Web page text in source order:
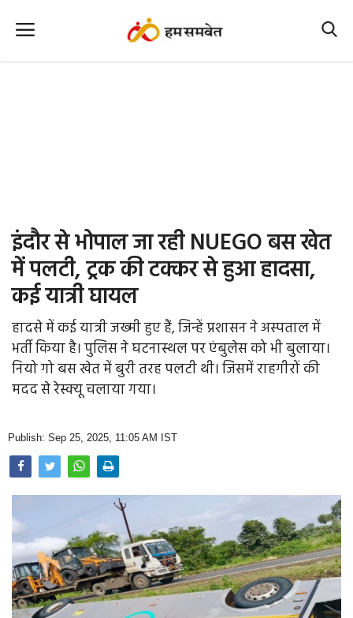
Office Office
Political Gossips
Farm & Food
Opinion
Health & Lifestyle
Photo Gallery
Home
इंदौर से भोपाल जा रही NUEGO बस खेत
में पलटी, ट्रक की टक्कर से हुआ हादसा,
कई यात्री घायल
हादसे में कई यात्री जख्मी हुए हैं, जिन्हें प्रशासन ने अस्पताल में
भर्ती किया है। पुलिस ने घटनास्थल पर एंबुलेस को भी बुलाया।
नियो गो बस खेत में बुरी तरह पलटी थी। जिसमें राहगीरों की
मदद से रेस्क्यू चलाया गया।
Publish: Sep 25, 2025, 11:05 AM IST